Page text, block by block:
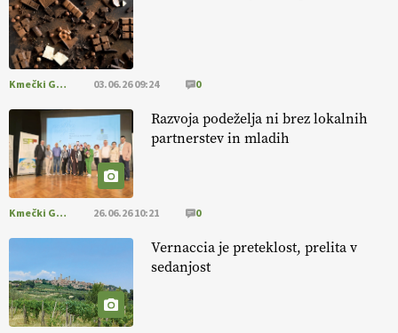
Kmečki Glas 03.06.26 09:24 0
Razvoja podeželja ni brez lokalnih
partnerstev in mladih
Kmečki Glas 26.06.26 10:21 0
Vernaccia je preteklost, prelita v
sedanjost